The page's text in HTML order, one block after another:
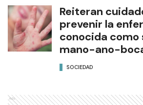
Reiteran
prevenir la
conocida como
mano-ano-
SOCIEDAD
Ads